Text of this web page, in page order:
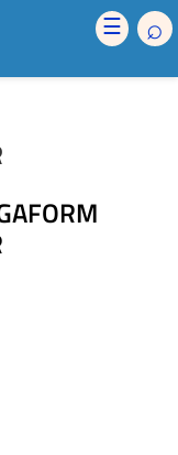
☰ ⌕